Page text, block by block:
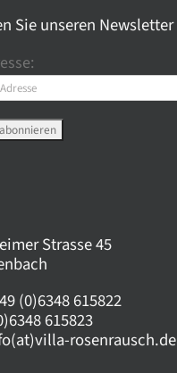
Sie unseren Newsletter
Strasse 45
(0)6348 615822
615823
rosenrausch.de